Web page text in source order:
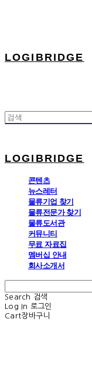
LOGIBRIDGE
LOGIBRIDGE
콘텐츠
뉴스레터
물류기업 찾기
물류전문가 찾기
물류도서관
커뮤니티
무료 자료집
멤버십 안내
회사소개서
Search
검색
Log In 로그인
Cart장바구니